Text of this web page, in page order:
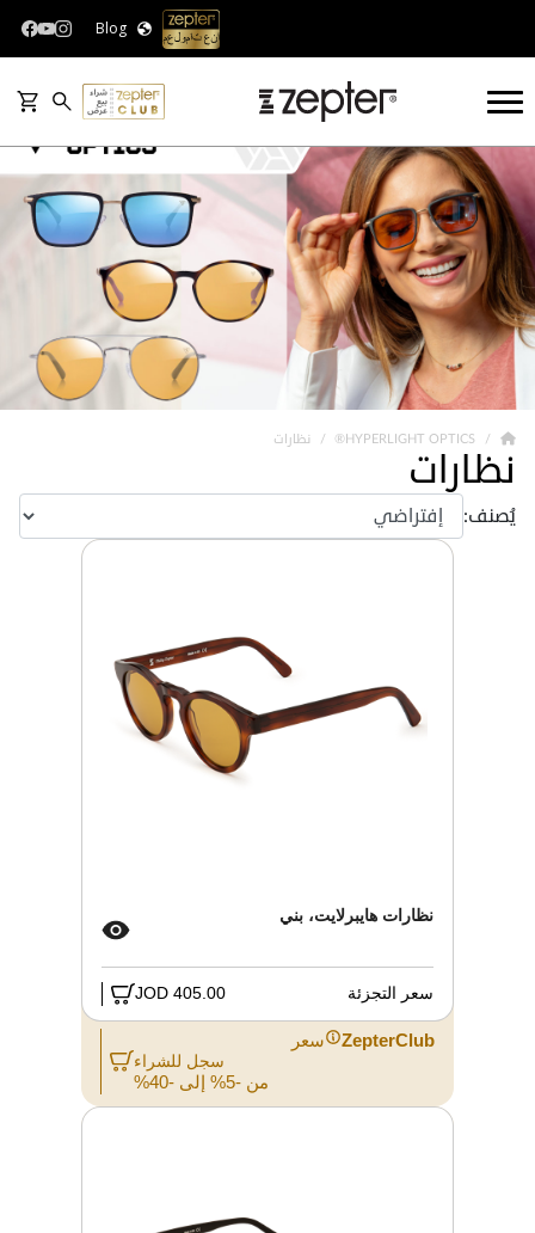
Blog
HYPERLIGHT OPTICS® نظارات
نظارات
يُصنف:
نظارات هايبرلايت، بني
سعر التجزئة 405.00 JOD
ZepterClub سعر
سجل للشراء
من -5% إلى -40%